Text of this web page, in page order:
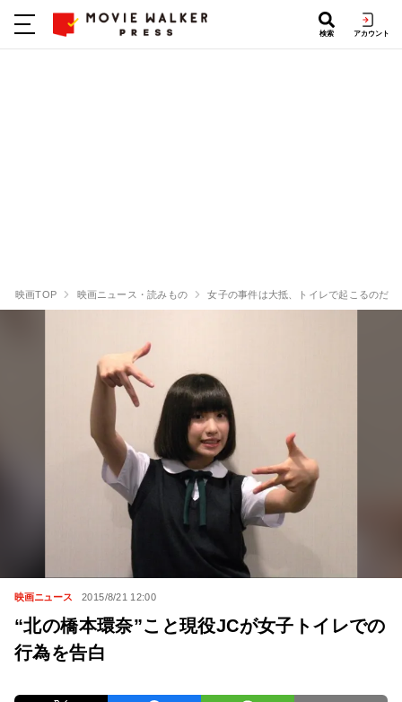
検索 アカウント
映画TOP 映画ニュース・読みもの 女子の事件は大抵、トイレで起こるの
映画ニュース 2015/8/21 12:00
“北の橋本環奈”こと現役JCが女子トイレでの
行為を告白